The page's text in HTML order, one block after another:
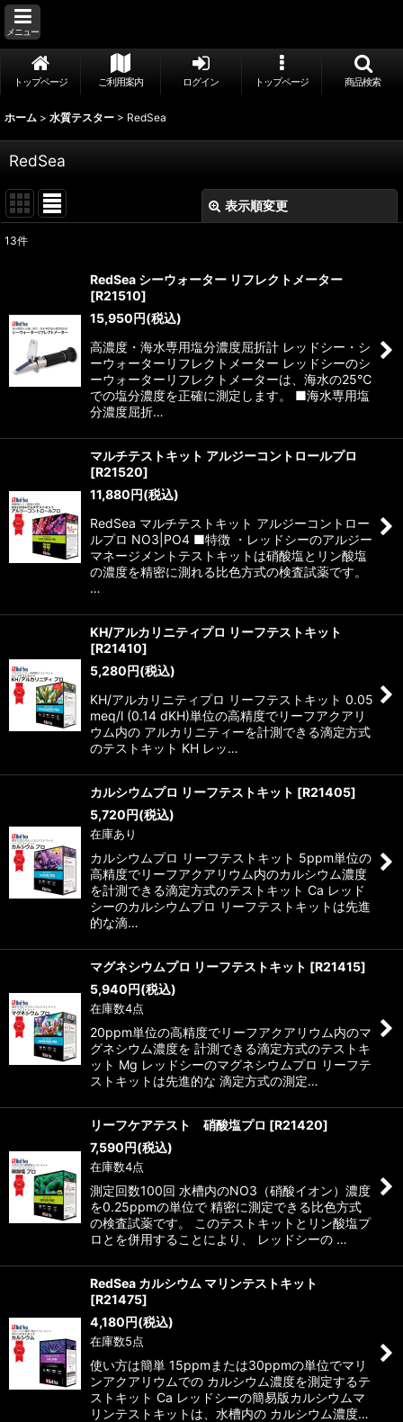
メニュー
トップページ ご利用案内 ログイン トップページ 商品検索
ホーム > 水質テスター > RedSea
RedSea
表示順変更
絞り込む
13件
RedSea シーウォーター リフレクトメーター
[R21510]
15,950円(税込)
高濃度・海水専用塩分濃度屈折計 レッドシー・シ
ーウォーターリフレクトメーター レッドシーのシ
ーウォーターリフレクトメーターは、海水の25℃
での塩分濃度を正確に測定します。 ■海水専用塩
分濃度屈折…
マルチテストキット アルジーコントロールプロ
[R21520]
11,880円(税込)
RedSea マルチテストキット アルジーコントロー
ルプロ NO3|PO4 ■特徴 ・レッドシーのアルジー
マネージメントテストキットは硝酸塩とリン酸塩
の濃度を精密に測れる比色方式の検査試薬です。
…
KH/アルカリニティプロ リーフテストキット
[R21410]
5,280円(税込)
KH/アルカリニティプロ リーフテストキット 0.05
meq/l (0.14 dKH)単位の高精度でリーフアクアリ
ウム内の アルカリニティーを計測できる滴定方式
のテストキット KH レッ…
カルシウムプロ リーフテストキット [R21405]
5,720円(税込)
在庫あり
カルシウムプロ リーフテストキット 5ppm単位の
高精度でリーフアクアリウム内のカルシウム濃度
を計測できる滴定方式のテストキット Ca レッド
シーのカルシウムプロ リーフテストキットは先進
的な滴…
マグネシウムプロ リーフテストキット [R21415]
5,940円(税込)
在庫数4点
20ppm単位の高精度でリーフアクアリウム内のマ
グネシウム濃度を 計測できる滴定方式のテストキ
ット Mg レッドシーのマグネシウムプロ リーフテ
ストキットは先進的な 滴定方式の測定…
リーフケアテスト 硝酸塩プロ [R21420]
7,590円(税込)
在庫数4点
測定回数100回 水槽内のNO3（硝酸イオン）濃度
を0.25ppmの単位で 精密に測定できる比色方式
の検査試薬です。 このテストキットとリン酸塩プ
ロとを併用することにより、 レッドシーの …
RedSea カルシウム マリンテストキット
[R21475]
4,180円(税込)
在庫数5点
使い方は簡単 15ppmまたは30ppmの単位でマリ
ンアクアリウムでの カルシウム濃度を測定するテ
ストキット Ca レッドシーの簡易版カルシウムマ
リンテストキットは、水槽内の カルシウム濃度…